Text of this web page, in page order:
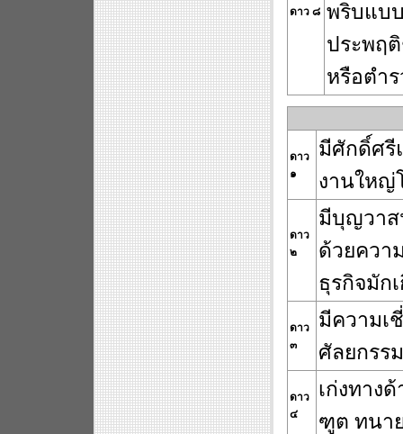
ดาว ๘ พริบแบ
ประพฤ
หรือตำ
ดาว
๑
มีศักดิ์ศรี
งานใหญ่
ดาว
๒
มีบุญวาส
ด้วยควา
ธุรกิจมัก
ดาว
๓
มีความเ
ศัลยกรร
ดาว
๔
เก่งทาง
ฑูต ทนา